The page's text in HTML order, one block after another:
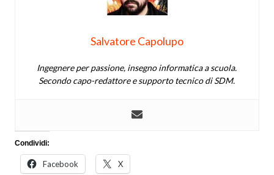
Salvatore Capolupo
Ingegnere per passione, insegno informatica a scuola.
Secondo capo-redattore e supporto tecnico di SDM.
Condividi:
Facebook X